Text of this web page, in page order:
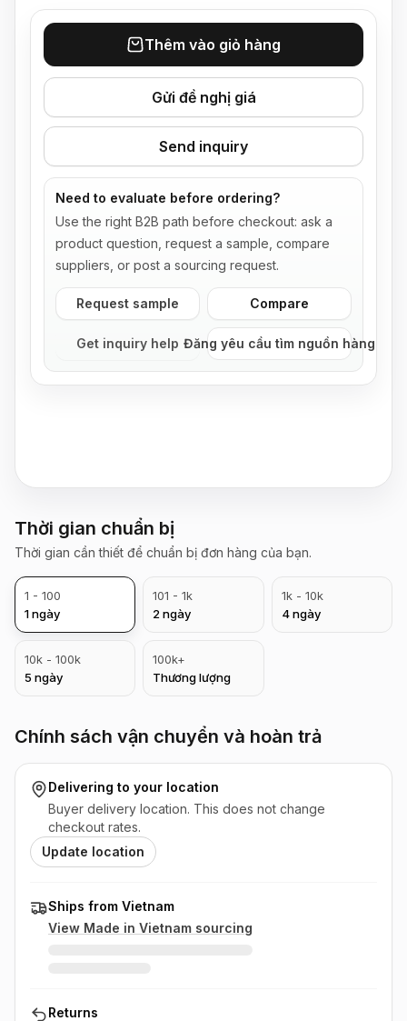
Thêm vào giỏ hàng
Gửi đề nghị giá
Send inquiry
Need to evaluate before ordering?
Use the right B2B path before checkout: ask a
product question, request a sample, compare
suppliers, or post a sourcing request.
Request sample Compare
Get inquiry help Đăng yêu cầu tìm nguồn hàng
Thời gian chuẩn bị
Thời gian cần thiết để chuẩn bị đơn hàng của bạn.
1 - 100
1ngày
101 - 1k
2 ngày
1k - 10k
4 ngày
10k - 100k
5 ngày
100k+
Thương lượng
Chính sách vận chuyển và hoàn trả
Delivering to your location
Buyer delivery location. This does not change
checkout rates.
Update location
Ships from Vietnam
View Made in Vietnam sourcing
Returns